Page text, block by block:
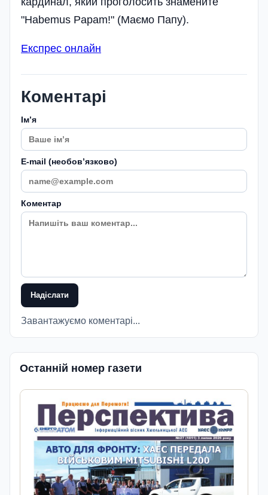
"Habemus Papam!" (Маємо Папу).
Експрес онлайн
Коментарі
Імʼя
E-mail (необовʼязково)
Коментар
Надіслати
Завантажуємо коментарі...
Останній номер газети